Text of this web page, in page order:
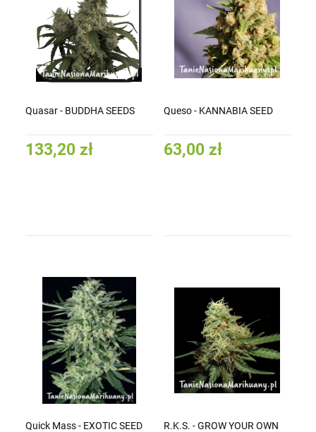
Quasar - BUDDHA SEEDS
133,20 zł
Queso - KANNABIA SEED
63,00 zł
Quick Mass - EXOTIC SEED R.K.S. - GROW YOUR OWN